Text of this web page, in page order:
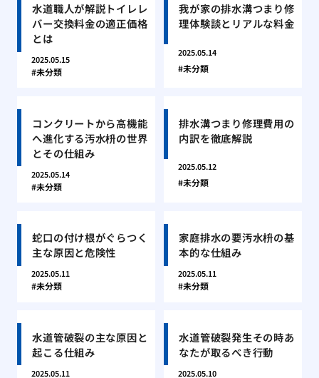
水道職人が解説トイレレ
バー交換料金の適正価格
とは
2025.05.15
未分類
我が家の排水溝つまり修
理体験談とリアルな料金
2025.05.14
未分類
コンクリートから高機能
へ進化する汚水枡の世界
とその仕組み
2025.05.14
未分類
排水溝つまり修理費用の
内訳を徹底解説
2025.05.12
未分類
蛇口の付け根がぐらつく
主な原因と危険性
2025.05.11
未分類
家庭排水の要汚水枡の基
本的な仕組み
2025.05.11
未分類
水道管破裂の主な原因と
起こる仕組み
2025.05.11
水道管破裂発生その時あ
なたが取るべき行動
2025.05.10